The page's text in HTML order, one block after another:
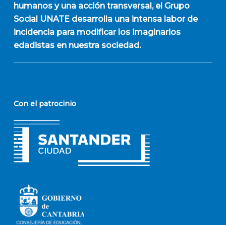
humanos y una acción transversal, el Grupo
Social UNATE desarrolla una intensa labor de
incidencia para modificar los imaginarios
edadistas en nuestra sociedad.
Con el patrocinio